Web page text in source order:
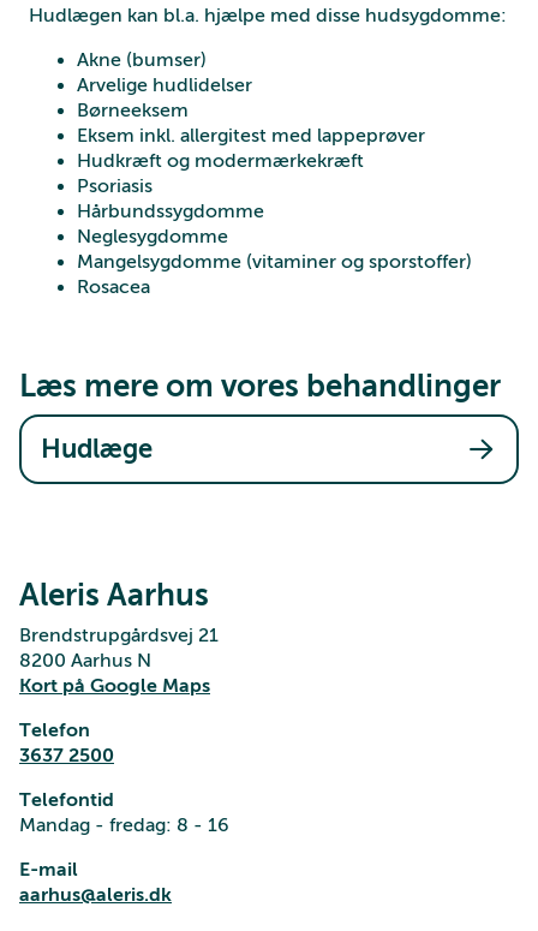
Hudlægen kan bl.a. hjælpe med disse hudsygdomme:
Akne (bumser)
Arvelige hudlidelser
Børneeksem
Eksem inkl. allergitest med lappeprøver
Hudkræft og modermærkekræft
Psoriasis
Hårbundssygdomme
Neglesygdomme
Mangelsygdomme (vitaminer og sporstoffer)
Rosacea
Læs mere om vores behandlinger
Hudlæge
Aleris Aarhus
Brendstrupgårdsvej 21
8200 Aarhus N
Kort på Google Maps
Telefon
3637 2500
Telefontid
Mandag - fredag: 8 - 16
E-mail
aarhus@aleris.dk